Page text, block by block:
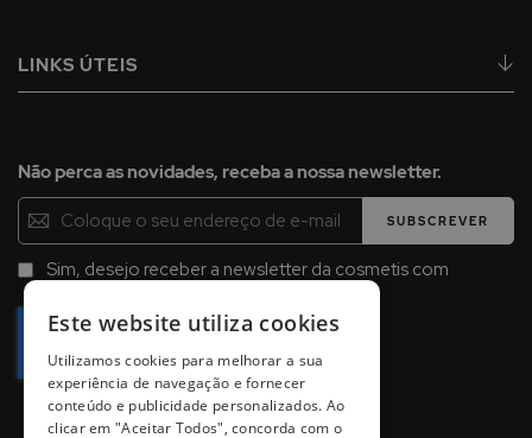
LINKS ÚTEIS
Não perca as novidades, receba a nossa newsletter.
Inscreva-
se
na
Newsletter:
SUBSCREVER
Sim, desejo receber a newsletter da cosmetis com
Este website utiliza cookies
Utilizamos cookies para melhorar a sua
experiência de navegação e fornecer
conteúdo e publicidade personalizados. Ao
clicar em "Aceitar Todos", concorda com o